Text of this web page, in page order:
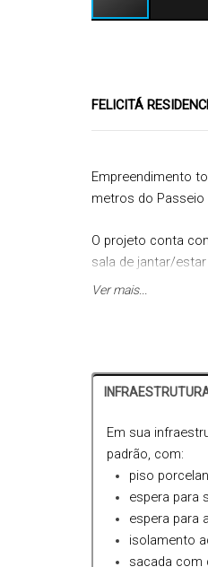
FELICITÁ
Empreendimento
metros do Passeio
O projeto conta
sala de jantar/
demarcada.
Consulte mais
Registro de
Palhoça/SC.
FALE COM UM DE
Ver mais...
Em sua
padrão, com:
piso
espera para
espera para
isolamento
sacada com